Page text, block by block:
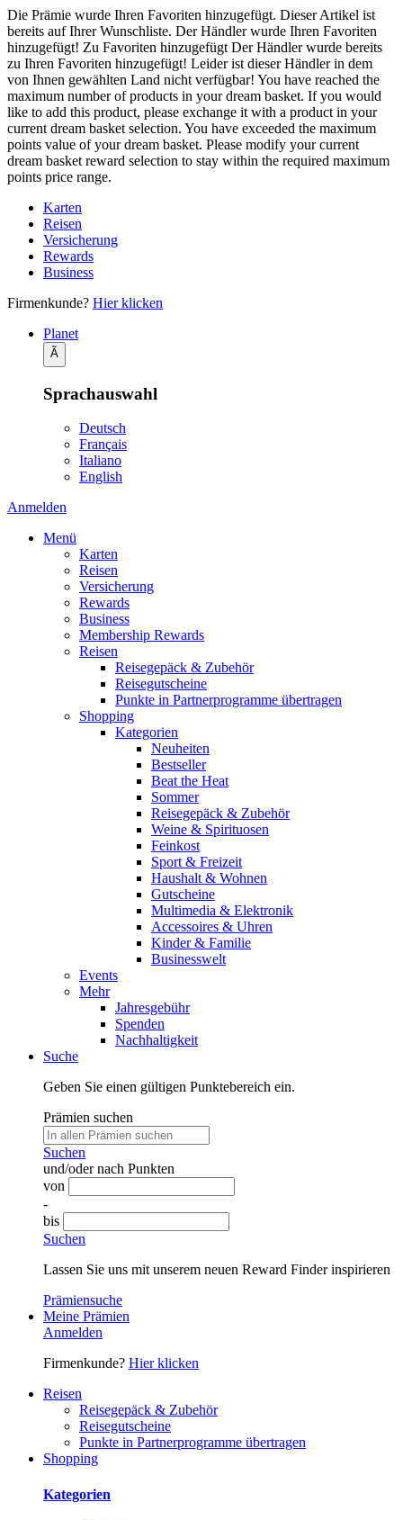
Die Prämie wurde Ihren Favoriten hinzugefügt. Dieser Artikel ist
bereits auf Ihrer Wunschliste. Der Händler wurde Ihren Favoriten
hinzugefügt! Zu Favoriten hinzugefügt Der Händler wurde bereits
zu Ihren Favoriten hinzugefügt! Leider ist dieser Händler in dem
von Ihnen gewählten Land nicht verfügbar! You have reached the
maximum number of products in your dream basket. If you would
like to add this product, please exchange it with a product in your
current dream basket selection. You have exceeded the maximum
points value of your dream basket. Please modify your current
dream basket reward selection to stay within the required maximum
points price range.
Karten
Reisen
Versicherung
Rewards
Business
Firmenkunde? Hier klicken
Planet
Ã
Sprachauswahl
Deutsch
Français
Italiano
English
Anmelden
Menü
Karten
Reisen
Versicherung
Rewards
Business
Membership Rewards
Reisen
Reisegepäck & Zubehör
Reisegutscheine
Punkte in Partnerprogramme übertragen
Shopping
Kategorien
Neuheiten
Bestseller
Beat the Heat
Sommer
Reisegepäck & Zubehör
Weine & Spirituosen
Feinkost
Sport & Freizeit
Haushalt & Wohnen
Gutscheine
Multimedia & Elektronik
Accessoires & Uhren
Kinder & Familie
Businesswelt
Events
Mehr
Jahresgebühr
Spenden
Nachhaltigkeit
Suche
Geben Sie einen gültigen Punktebereich ein.
Prämien suchen
Suchen
und/oder nach Punkten
von
-
bis
Suchen
Lassen Sie uns mit unserem neuen Reward Finder inspirieren
Prämiensuche
Meine Prämien
Anmelden
Firmenkunde? Hier klicken
Reisen
Reisegepäck & Zubehör
Reisegutscheine
Punkte in Partnerprogramme übertragen
Shopping
Kategorien